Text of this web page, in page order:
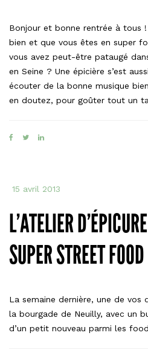
Bonjour et bonne rentrée à tous
bien et que vous êtes en super
vous avez peut-être pataugé
en Seine ? Une épicière s’est
écouter de la bonne musique
en doutez, pour goûter tout un
15 avril 2013
L’ATELIER
SUPER STREET
La semaine dernière, une de vos
la bourgade de Neuilly, avec un
d’un petit nouveau parmi les